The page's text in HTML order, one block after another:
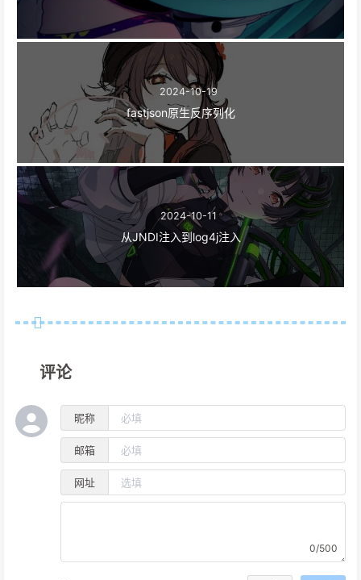
2024-10-19
fastjson原生反序列化
2024-10-11
从JNDI注入到log4j注入
评论
昵称
邮箱
网址
0/500